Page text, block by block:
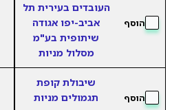
הוסף
העובדים בעירית תל
אביב-יפו אגודה
שיתופית בע"מ
מסלול מניות
הוסף
שיבולת קופת
תגמולים מניות